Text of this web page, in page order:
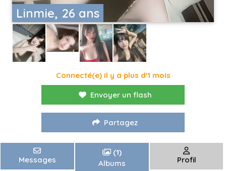
Linmie, 26 ans
Connecté(e) il y a plus d'1 mois
Envoyer un flash
Partagez
Messages
(1)
Albums
Profil